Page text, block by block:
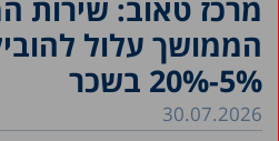
מרכז טאוב: שירות
הממושך עלול
5%-20% בשכר
30.07.2026